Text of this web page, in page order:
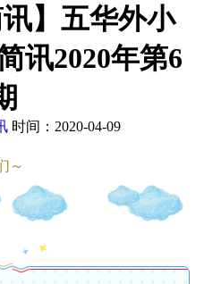
讯】五华外小
讯2020年第6
时间：2020-04-09
～